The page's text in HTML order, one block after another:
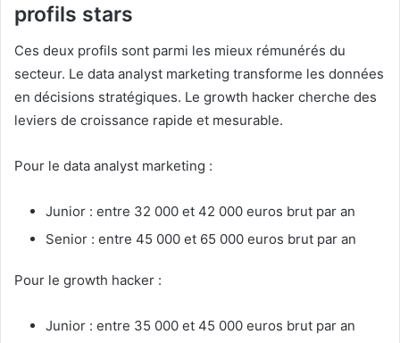
profils stars
Ces deux profils sont parmi les mieux rémunérés du
secteur. Le data analyst marketing transforme les données
en décisions stratégiques. Le growth hacker cherche des
leviers de croissance rapide et mesurable.
Pour le data analyst marketing :
Junior : entre 32 000 et 42 000 euros brut par an
Senior : entre 45 000 et 65 000 euros brut par an
Pour le growth hacker :
Junior : entre 35 000 et 45 000 euros brut par an